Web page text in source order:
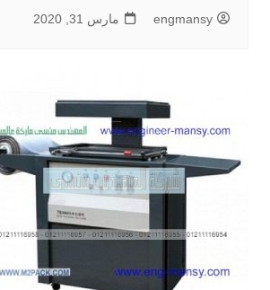
engmansy مارس 31, 2020